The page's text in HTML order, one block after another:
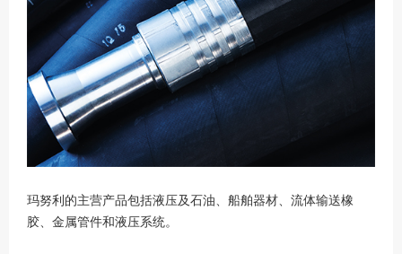
玛努利的主营产品包括液压及石油、船舶器材、流体输送橡
胶、金属管件和液压系统。